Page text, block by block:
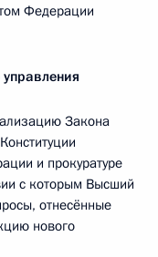
Федерации
Закона
и прокуратуре
с которым Высший
отнесённые
нового